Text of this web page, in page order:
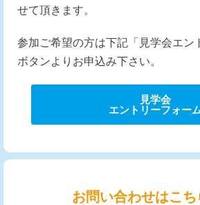
せて頂きます。
参加ご希望の方は下記「見学会エン
ボタンよりお申込み下さい。
見学会
エントリーフォー
お問い合わせはこち